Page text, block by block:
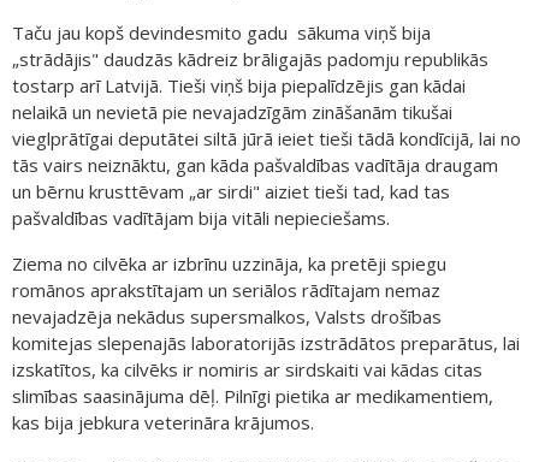
Taču jau kopš devindesmito gadu sākuma viņš bija
„strādājis" daudzās kādreiz brāligajās padomju republikās
tostarp arī Latvijā. Tieši viņš bija piepalīdzējis gan kādai
nelaikā un nevietā pie nevajadzīgām zināšanām tikušai
vieglprātīgai deputātei siltā jūrā ieiet tieši tādā kondīcijā, lai no
tās vairs neiznāktu, gan kāda pašvaldības vadītāja draugam
un bērnu krusttēvam „ar sirdi" aiziet tieši tad, kad tas
pašvaldības vadītājam bija vitāli nepieciešams.
Ziema no cilvēka ar izbrīnu uzzināja, ka pretēji spiegu
romānos aprakstītajam un seriālos rādītajam nemaz
nevajadzēja nekādus supersmalkos, Valsts drošības
komitejas slepenajās laboratorijās izstrādātos preparātus, lai
izskatītos, ka cilvēks ir nomiris ar sirdskaiti vai kādas citas
slimības saasinājuma dēļ. Pilnīgi pietika ar medikamentiem,
kas bija jebkura veterināra krājumos.